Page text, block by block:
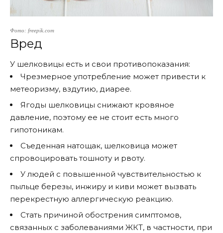
Фото: freepik.com
Вред
У шелковицы есть и свои противопоказания:
Чрезмерное употребление может привести к
метеоризму, вздутию, диарее.
Ягоды шелковицы снижают кровяное
давление, поэтому ее не стоит есть много
гипотоникам.
Съеденная натощак, шелковица может
спровоцировать тошноту и рвоту.
У людей с повышенной чувствительностью к
пыльце березы, инжиру и киви может вызвать
перекрестную аллергическую реакцию.
Стать причиной обострения симптомов,
связанных с заболеваниями ЖКТ, в частности, при